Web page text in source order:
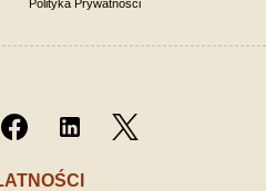
Polityka Prywatności
Facebook LinkedIn